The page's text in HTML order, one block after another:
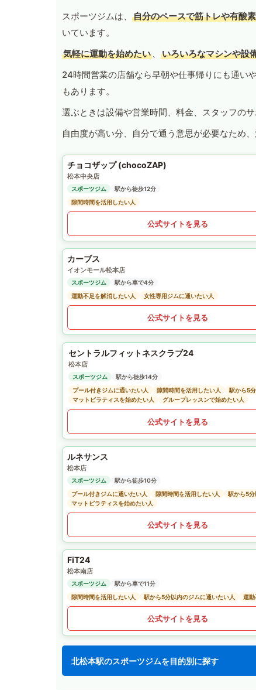
スポーツジムは、 自分のペースで筋トレや有酸
いています。
気軽に運動を始めたい 、 いろいろなマシンや設
24時間営業の店舗なら早朝や仕事帰りにも通い
もあります。
選ぶときは設備や営業時間、料金、スタッフの
自由度が高い分、自分で通う意思が必要なため
チョコザップ (chocoZAP)
松本中央店
スポーツジム
駅から徒歩12分
隙間時間を活用したい人
公式サイトを見る
カーブス
イオンモール松本店
スポーツジム
駅から車で4分
運動不足を解消したい人
女性専用ジムに通いたい人
公式サイトを見る
セントラルフィットネスクラブ24
松本店
スポーツジム
駅から徒歩14分
プール付きジムに通いたい人
隙間時間を活用したい人 駅から5
マットピラティスを始めたい人
グループレッスンで始めたい人
公式サイトを見る
ルネサンス
松本店
スポーツジム
駅から徒歩10分
プール付きジムに通いたい人
隙間時間を活用したい人 駅から5分
マットピラティスを始めたい人
公式サイトを見る
FiT24
松本南店
スポーツジム
駅から車で11分
隙間時間を活用したい人
駅から5分以内のジムに通いたい人 運動
公式サイトを見る
北松本駅のスポーツジムを目的別に探す